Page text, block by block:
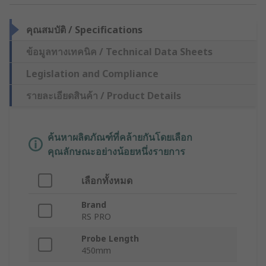
คุณสมบัติ / Specifications
ข้อมูลทางเทคนิค / Technical Data Sheets
Legislation and Compliance
รายละเอียดสินค้า / Product Details
ค้นหาผลิตภัณฑ์ที่คล้ายกันโดยเลือก
คุณลักษณะอย่างน้อยหนึ่งรายการ
เลือกทั้งหมด
Brand
RS PRO
Probe Length
450mm